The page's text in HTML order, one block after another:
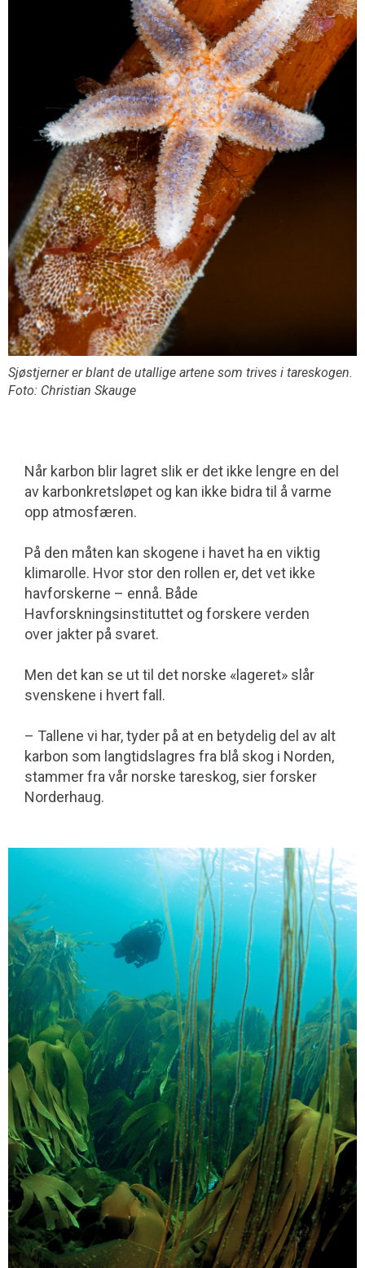
Sjøstjerner er blant de utallige artene som trives i tareskogen.
Foto: Christian Skauge
Når karbon blir lagret slik er det ikke lengre en del
av karbonkretsløpet og kan ikke bidra til å varme
opp atmosfæren.
På den måten kan skogene i havet ha en viktig
klimarolle. Hvor stor den rollen er, det vet ikke
havforskerne – ennå. Både
Havforskningsinstituttet og forskere verden
over jakter på svaret.
Men det kan se ut til det norske «lageret» slår
svenskene i hvert fall.
– Tallene vi har, tyder på at en betydelig del av alt
karbon som langtidslagres fra blå skog i Norden,
stammer fra vår norske tareskog, sier forsker
Norderhaug.